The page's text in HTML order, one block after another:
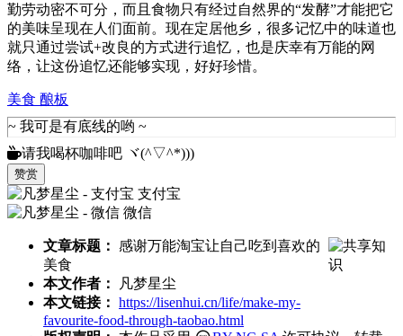
勤劳动密不可分，而且食物只有经过自然界的“发酵”才能把它
的美味呈现在人们面前。现在定居他乡，很多记忆中的味道也
就只通过尝试+改良的方式进行追忆，也是庆幸有万能的网
络，让这份追忆还能够实现，好好珍惜。
美食 酿板
请我喝杯咖啡吧 ヾ(^▽^*)))
赞赏
支付宝
微信
文章标题： 感谢万能淘宝让自己吃到喜欢的
美食
本文作者：
凡梦星尘
本文链接： https://lisenhui.cn/life/make-my-
favourite-food-through-taobao.html